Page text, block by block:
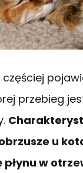
przebieg
u
w